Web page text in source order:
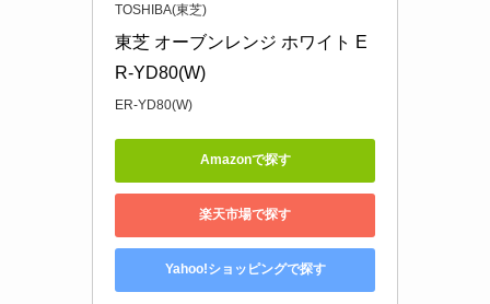
TOSHIBA(東芝)
東芝 オーブンレンジ ホワイト E
R-YD80(W)
ER-YD80(W)
Amazonで探す
楽天市場で探す
Yahoo!ショッピングで探す